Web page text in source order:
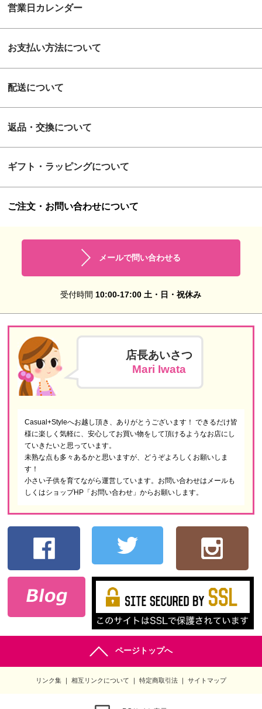
営業日カレンダー
お支払い方法について
配送について
返品・交換について
ギフト・ラッピングについて
ご注文・お問い合わせについて
メールで問い合わせる
受付時間 10:00-17:00 土・日・祝休み
店長あいさつ
Mari Iwata
Casual+Styleへお越し頂き、ありがとうございます！ できるだけ皆
様に楽しく気軽に、安心してお買い物をして頂けるようなお店にし
ていきたいと思っています。
未熟な点も多々あるかと思いますが、どうぞよろしくお願いしま
す！
小さい子供を育てながら運営しています。お問い合わせはメールも
しくはショップHP「お問い合わせ」からお願いします。
ページトップへ
リンク集 相互リンクについて 特定商取引法 サイトマップ